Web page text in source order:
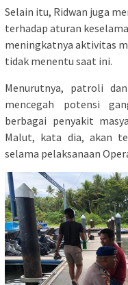
Selain itu, Ridwan juga
terhadap aturan
meningkatnya aktivitas
tidak menentu saat ini.
Menurutnya, patroli
mencegah potensi
berbagai penyakit
Malut, kata dia, akan
selama pelaksanaan